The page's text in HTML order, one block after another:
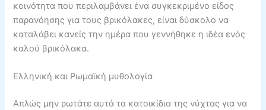
κοινότητα που περιλαμβάνει ένα συγκεκριμένο είδος
παρανόησης για τους βρικόλακες, είναι δύσκολο να
καταλάβει κανείς την ημέρα που γεννήθηκε η ιδέα ενός
καλού βρικόλακα.
Ελληνική και Ρωμαϊκή μυθολογία
Απλώς μην ρωτάτε αυτά τα κατοικίδια της νύχτας για να